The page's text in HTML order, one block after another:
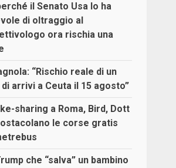
il Senato Usa lo ha
di oltraggio al
ora rischia una
“Rischio reale di un
arrivi a Ceuta il 15 agosto”
sharing a Roma, Bird, Dott
le corse gratis
che “salva” un bambino